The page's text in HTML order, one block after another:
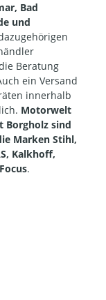
Bad
und
Beratung
ein Versand
innerhalb
Motorwelt
Borgholz sind
Marken Stihl,
Kalkhoff,
Focus.